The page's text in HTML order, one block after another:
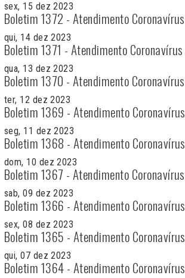
sex, 15 dez 2023
Boletim 1372 - Atendimento Coronavírus
qui, 14 dez 2023
Boletim 1371 - Atendimento Coronavírus
qua, 13 dez 2023
Boletim 1370 - Atendimento Coronavírus
ter, 12 dez 2023
Boletim 1369 - Atendimento Coronavírus
seg, 11 dez 2023
Boletim 1368 - Atendimento Coronavírus
dom, 10 dez 2023
Boletim 1367 - Atendimento Coronavírus
sab, 09 dez 2023
Boletim 1366 - Atendimento Coronavírus
sex, 08 dez 2023
Boletim 1365 - Atendimento Coronavírus
qui, 07 dez 2023
Boletim 1364 - Atendimento Coronavírus